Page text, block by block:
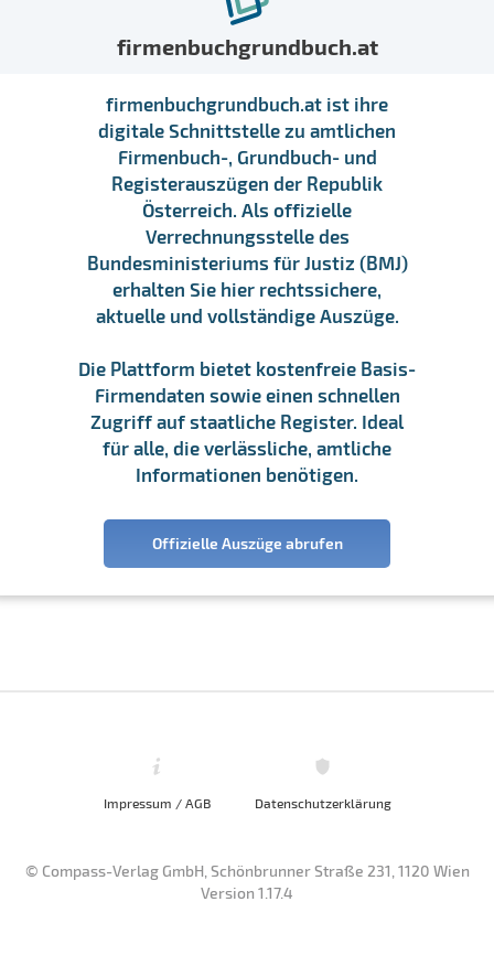
firmenbuchgrundbuch.at
firmenbuchgrundbuch.at ist ihre
digitale Schnittstelle zu amtlichen
Firmenbuch-, Grundbuch- und
Registerauszügen der Republik
Österreich. Als offizielle
Verrechnungsstelle des
Bundesministeriums für Justiz (BMJ)
erhalten Sie hier rechtssichere,
aktuelle und vollständige Auszüge.
Die Plattform bietet kostenfreie Basis-
Firmendaten sowie einen schnellen
Zugriff auf staatliche Register. Ideal
für alle, die verlässliche, amtliche
Informationen benötigen.
Offizielle Auszüge abrufen
Impressum / AGB Datenschutzerklärung
© Compass-Verlag GmbH, Schönbrunner Straße 231, 1120 Wien
Version 1.17.4